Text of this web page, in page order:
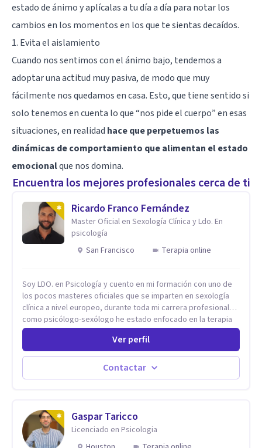
estado de ánimo y aplícalas a tu día a día para notar los
cambios en los momentos en los que te sientas decaídos.
1. Evita el aislamiento
Cuando nos sentimos con el ánimo bajo, tendemos a
adoptar una actitud muy pasiva, de modo que muy
fácilmente nos quedamos en casa. Esto, que tiene sentido si
solo tenemos en cuenta lo que “nos pide el cuerpo” en esas
situaciones, en realidad hace que perpetuemos las
dinámicas de comportamiento que alimentan el estado
emocionalque nos domina.
Encuentra los mejores profesionales cerca de ti
Ricardo Franco Fernández
Master Oficial en Sexología Clínica y Ldo. En
psicología
San Francisco
Terapia online
Soy LDO. en Psicología y cuento en mi formación con uno de
los pocos masteres oficiales que se imparten en sexología
clínica a nivel europeo, durante toda mi carrera profesional
como psicólogo-sexólogo he estado enfocado en la terapia
sexual desde una perspectiva multidisciplinar BIO-PSICO-
SOCIAL ya que aunque las bases de mi trabajo son
psicológicas, si no se tienen en consideración otros factores
la terapia puede no funcionar al tener una visión demasiado
simplista, excluyendo de antemano otros factores que
como algo particular e intentando adaptarme a tu situación
personal concreta. En especial mi ámbito de trabajo es la
disfunción eréctil, la eyaculación precoz y la falta de deseo
Ver perfil
Contactar
Gaspar Taricco
Licenciado en Psicologia